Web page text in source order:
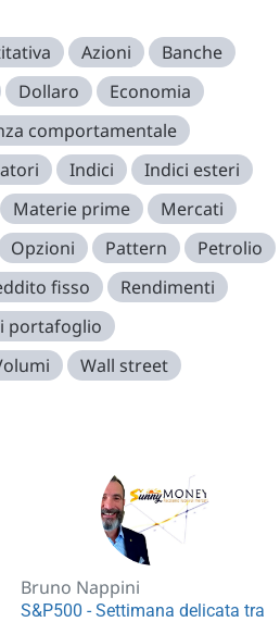
Azioni
Banche
Dollaro
Economia
comportamentale
Indici
Indici esteri
Materie prime
Mercati
Opzioni Pattern
Petrolio
fisso
Rendimenti
portafoglio
Wall street
Bruno Nappini
S&P500 - Settimana delicata tra